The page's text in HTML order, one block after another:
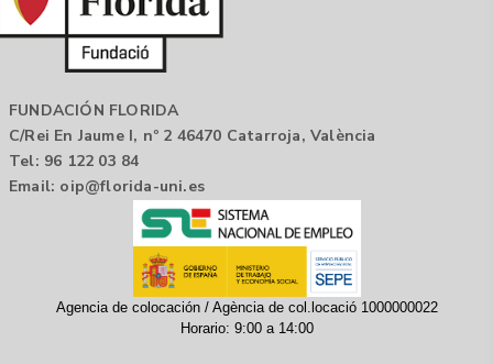
FUNDACIÓN FLORIDA
C/Rei En Jaume I, nº 2 46470 Catarroja, València
Tel: 96 122 03 84
Email: oip@florida-uni.es
Agencia de colocación / Agència de col.locació 1000000022
Horario: 9:00 a 14:00